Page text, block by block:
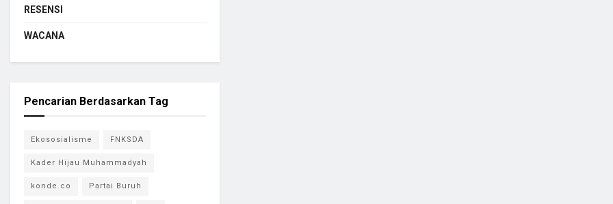
RESENSI
WACANA
Pencarian Berdasarkan Tag
Ekososialisme FNKSDA
Kader Hijau Muhammadyah
konde.co Partai Buruh